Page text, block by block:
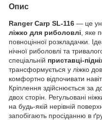
Опис
Ranger Carp SL-116 — це
ліжко для риболовлі , яке
повноцінної розкладачки.
нічної риболовлі та
спеціальній приставці-
трансформується у ліжко
комфортно відпочивати
Кріплення здійснюється за
двох сторін. Регульовані
на будь-якій нерівній
запобігають просіданню в